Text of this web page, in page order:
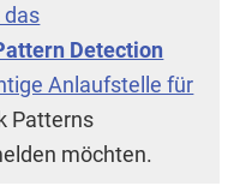
das
Detection
Anlaufstelle für
Patterns
möchten.